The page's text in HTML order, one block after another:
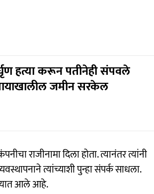
हत्या करून पतीनेही संपवले
जमीन सरकेल
राजीनामा दिला होता. त्यानंतर त्यांनी
त्यांच्याशी पुन्हा संपर्क साधला.
आले आहे.